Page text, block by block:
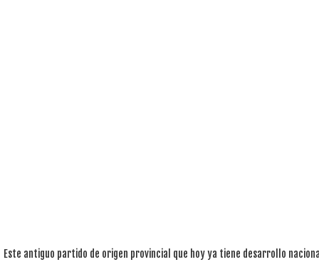
Este antiguo partido de origen provincial que hoy ya tiene desarrollo